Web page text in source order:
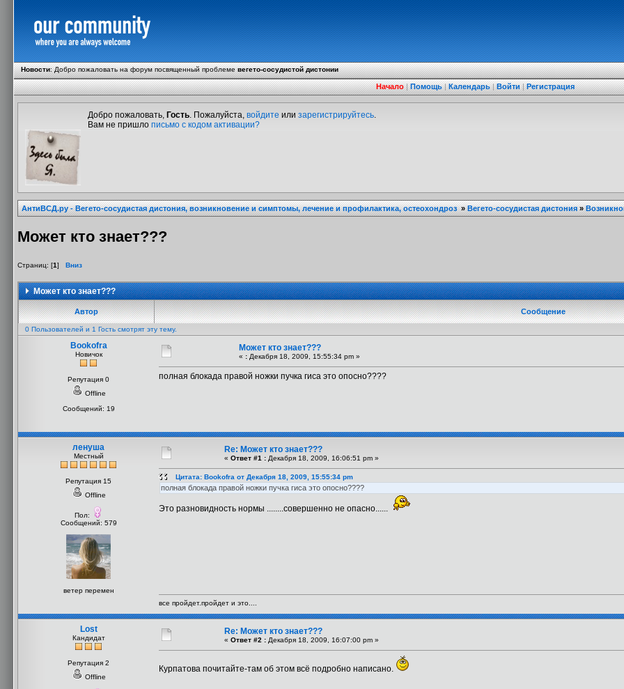
Новости:Добро пожаловать на форум посвященный проблемевегето-сосудистой дистонии
Начало|Помощь|Календарь|Войти|Регистрация
Добро пожаловать, Гость. Пожалуйста, войдите или зарегистрируйтесь.
Вам не пришло письмо с кодом активации?
АнтиВСД.ру - Вегето-сосудистая дистония, возникновение и симптомы, лечение и профилактика, остеохондроз»Вегето-сосудистая дистония»
Может кто знает???
Страниц: [1] Вниз
Может кто знает???
Автор Сообщение
0 Пользователей и 1 Гость смотрят эту тему.
Bookofra
Новичок
Репутация 0
Offline
Сообщений: 19
Может кто знает???
« : Декабря 18, 2009, 15:55:34 pm »
полная блокада правой ножки пучка гиса это опосно????
ленуша
Местный
Репутация 15
Offline
Пол:
Сообщений: 579
ветер перемен
Re: Может кто знает???
« Ответ #1 : Декабря 18, 2009, 16:06:51 pm »
Цитата: Bookofra от Декабря 18, 2009, 15:55:34 pm
полная блокада правой ножки пучка гиса это опосно????
Это разновидность нормы ........совершенно не опасно......
все пройдет.пройдет и это....
Lost
Кандидат
Репутация 2
Offline
Re: Может кто знает???
« Ответ #2 : Декабря 18, 2009, 16:07:00 pm »
Курпатова почитайте-там об этом всё подробно написано.